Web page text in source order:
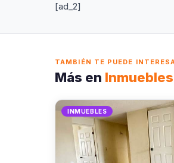
[ad_2]
TAMBIÉN TE PUEDE
Más en Inmuebles
INMUEBLES